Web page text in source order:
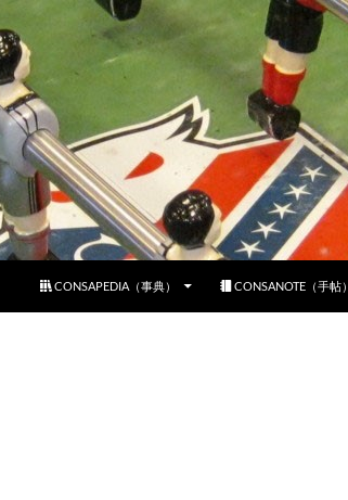
CONSAPEDIA（事典）
CONSANOTE（手帖）